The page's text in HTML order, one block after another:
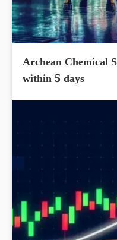
Archean Chemical
within 5 days